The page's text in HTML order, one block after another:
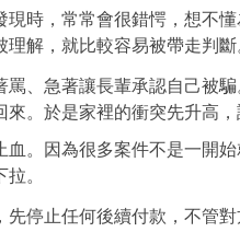
時，常常會很錯愕，想不
解，就比較容易被帶走判斷
、急著讓長輩承認自己被
。於是家裡的衝突先升高，
。因為很多案件不是一開
。
停止任何後續付款，不管